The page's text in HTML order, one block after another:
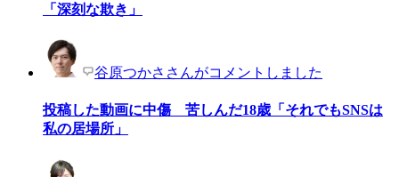
「深刻な欺き」
谷原つかささんがコメントしました
投稿した動画に中傷 苦しんだ18歳「それでもSNSは
私の居場所」